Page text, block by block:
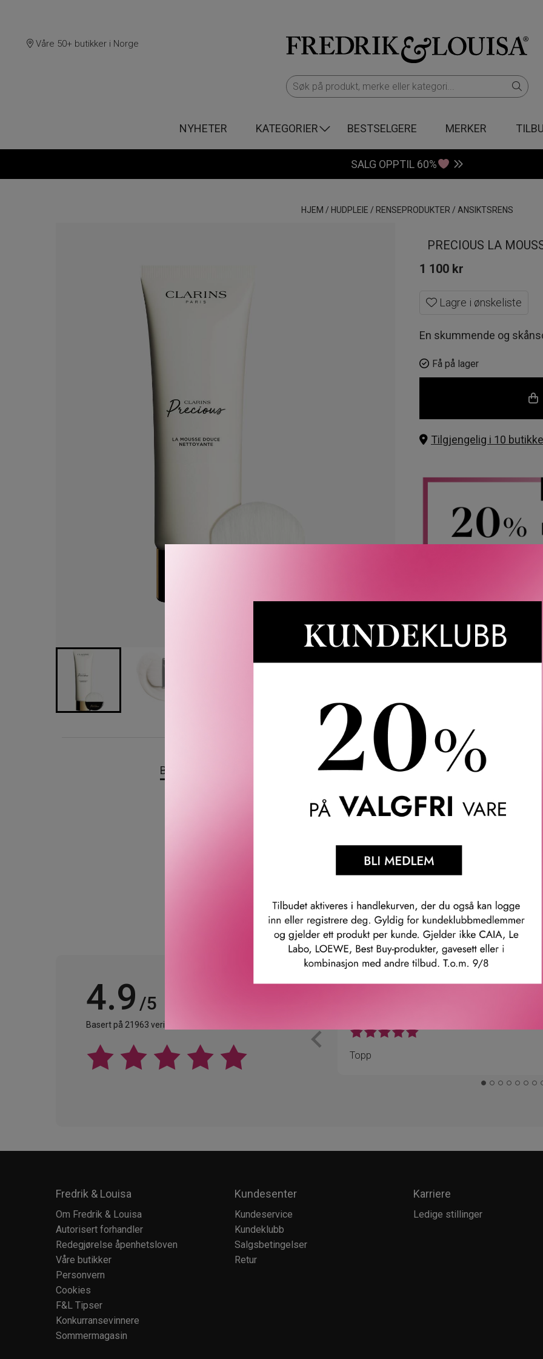
Våre 50+ butikker i Norge
NYHETER KATEGORIER BESTSELGERE MERKER
SALG OPPTIL 60%
HJEM / HUDPLEIE / RENSEPRODUKTER / ANSIKTSRENS
PRECIOUS LA
1 100 kr
Lagre i ønskeliste
En skummende og
Få på lager
Tilgjengelig i 10
Rabatten aktiveres i
CAIA, Le Labo, LOEWE, Best
Gratis frakt
BESKRIVELSE SPØRSMÅL & SVAR SLIK GJØR DU
Clarins Precious La Mousse Gentle Cleansing Foam er en skummende og skånsom
i håndflaten og blandes med litt lunkent vann, lag deretter et skum ved hjelp av den
Våre kunder om oss
4.9 /5
Basert på 21963 verifiserte omtaler.
Topp
Fredrik & Louisa
Om Fredrik & Louisa
Autorisert forhandler
Redegjørelse åpenhetsloven
Våre butikker
Personvern
Cookies
F&L Tipser
Konkurransevinnere
Sommermagasin
Kundesenter
Kundeservice
Kundeklubb
Salgsbetingelser
Retur
Karriere
Ledige stillinger